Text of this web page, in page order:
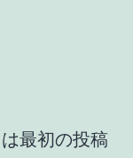
最初の投稿